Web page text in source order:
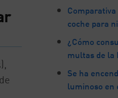
coche para
¿Cómo
multas de la
Se ha
luminoso en